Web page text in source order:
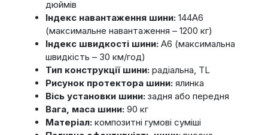
дюймів
Індекс навантаження шини:144A6
(максимальне навантаження – 1200 кг)
Індекс швидкості шини:A6 (максимальна
швидкість – 30 км/год)
Тип конструкції шини:радіальна, TL
Рисунок протектора шини:ялинка
Вісь установки шини:задня або передня
Вага, маса шини:90 кг
Матеріал:композитні гумові суміші